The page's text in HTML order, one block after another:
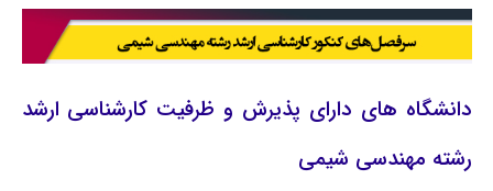
دانشگاه های دارای پذیرش و ظرفیت کارشناسی ارشد
رشته مهندسی شیمی